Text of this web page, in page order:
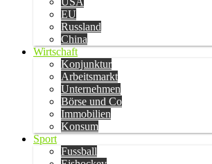
EU
Russland
China
Wirtschaft
Konjunktur
Arbeitsmarkt
Unternehmen
Börse und Co
Immobilien
Konsum
Sport
Fussball